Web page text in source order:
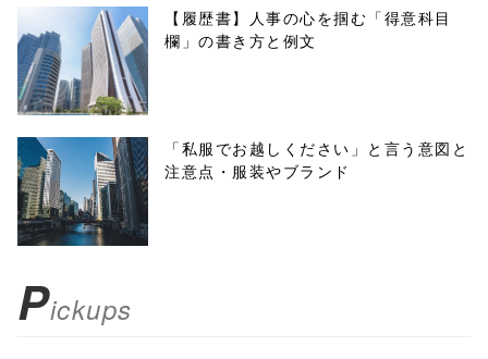
f, 'Gwindow',
'width=550,
height=450,
menubar=no,
toolbar=no,
scrollbars=yes'
false;"> シェア
【履歴書】人事の心を掴む「得意科目
欄」の書き方と例文
「私服でお越しください」と言う意図と
注意点・服装やブランド
Pickups